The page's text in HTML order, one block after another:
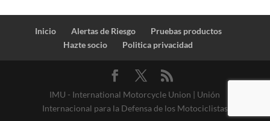
Inicio Alertas de Riesgo
Pruebas productos
Hazte socio
Politica privacidad
IMU - International Motorcycle Union | Unión
Internacional para la Defensa de los Motociclistas